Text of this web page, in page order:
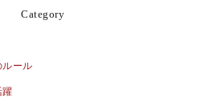
Category
ール
躍